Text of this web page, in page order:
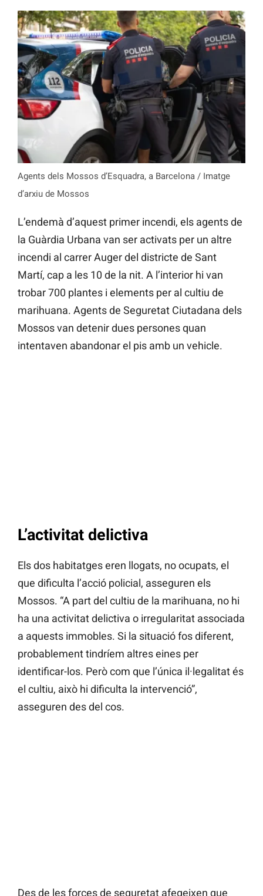
Agents dels Mossos d’Esquadra, a Barcelona / Imatge
d’arxiu de Mossos
L’endemà d’aquest primer incendi, els agents de
la Guàrdia Urbana van ser activats per un altre
incendi al carrer Auger del districte de Sant
Martí, cap a les 10 de la nit. A l’interior hi van
trobar 700 plantes i elements per al cultiu de
marihuana. Agents de Seguretat Ciutadana dels
Mossos van detenir dues persones quan
intentaven abandonar el pis amb un vehicle.
L’activitat delictiva
Els dos habitatges eren llogats, no ocupats, el
que dificulta l’acció policial, asseguren els
Mossos. “A part del cultiu de la marihuana, no hi
ha una activitat delictiva o irregularitat associada
a aquests immobles. Si la situació fos diferent,
probablement tindríem altres eines per
identificar-los. Però com que l’única il·legalitat és
el cultiu, això hi dificulta la intervenció”,
asseguren des del cos.
Des de les forces de seguretat afegeixen que